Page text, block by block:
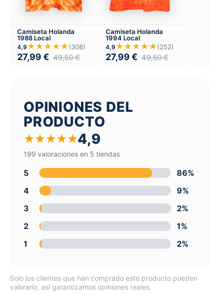
Camiseta Holanda
1988 Local
4,9 ★★★★★(308)
27,99 € 49,50€
Camiseta Holanda
1994 Local
4,9 ★★★★★(252)
27,99 € 49,50€
OPINIONES DEL
PRODUCTO
★★★★★4,9
199 valoraciones en 5 tiendas
5
86%
4
9%
3
2%
2
1%
1
2%
Solo los clientes que han comprado este producto pueden
valorarlo, así garantizamos opiniones reales.